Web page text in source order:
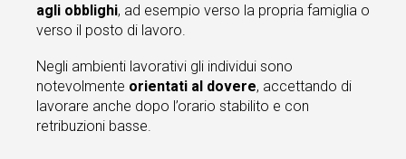
agli obblighi, ad esempio verso la propria famiglia o
verso il posto di lavoro.
Negli ambienti lavorativi gli individui sono
notevolmente orientati al dovere, accettando di
lavorare anche dopo l’orario stabilito e con
retribuzioni basse.